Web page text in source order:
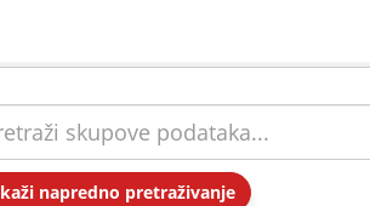
napredno pretraživanje